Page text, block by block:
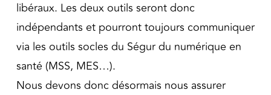
libéraux. Les deux outils seront donc
indépendants et pourront toujours communiquer
via les outils socles du Ségur du numérique en
santé (MSS, MES…).
Nous devons donc désormais nous assurer